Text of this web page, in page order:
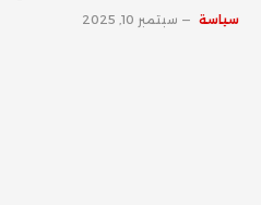
سياسة سبتمبر 10, 2025